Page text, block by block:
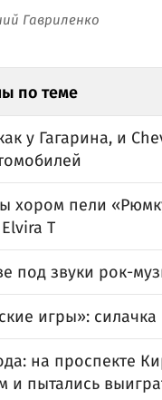
Гавриленко
по теме
у Гагарина, и
хором пели
T
под звуки рок-
игры»:
на проспекте
и пытались